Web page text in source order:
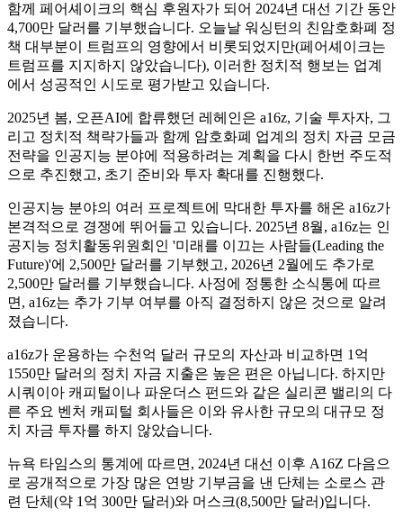
함께 페어셰이크의 핵심 후원자가 되어 2024년 대선 기간 동안
4,700만 달러를 기부했습니다. 오늘날 워싱턴의 친암호화폐 정
책 대부분이 트럼프의 영향에서 비롯되었지만(페어셰이크는
트럼프를 지지하지 않았습니다), 이러한 정치적 행보는 업계
에서 성공적인 시도로 평가받고 있습니다.
2025년 봄, 오픈AI에 합류했던 레헤인은 a16z, 기술 투자자, 그
리고 정치적 책략가들과 함께 암호화폐 업계의 정치 자금 모금
전략을 인공지능 분야에 적용하려는 계획을 다시 한번 주도적
으로 추진했고, 초기 준비와 투자 확대를 진행했다.
인공지능 분야의 여러 프로젝트에 막대한 투자를 해온 a16z가
본격적으로 경쟁에 뛰어들고 있습니다. 2025년 8월, a16z는 인
공지능 정치활동위원회인 '미래를 이끄는 사람들(Leading the
Future)'에 2,500만 달러를 기부했고, 2026년 2월에도 추가로
2,500만 달러를 기부했습니다. 사정에 정통한 소식통에 따르
면, a16z는 추가 기부 여부를 아직 결정하지 않은 것으로 알려
졌습니다.
a16z가 운용하는 수천억 달러 규모의 자산과 비교하면 1억
1550만 달러의 정치 자금 지출은 높은 편은 아닙니다. 하지만
시쿼이아 캐피털이나 파운더스 펀드와 같은 실리콘 밸리의 다
른 주요 벤처 캐피털 회사들은 이와 유사한 규모의 대규모 정
치 자금 투자를 하지 않았습니다.
뉴욕 타임스의 통계에 따르면, 2024년 대선 이후 A16Z 다음으
로 공개적으로 가장 많은 연방 기부금을 낸 단체는 소로스 관
련 단체(약 1억 300만 달러)와 머스크(8,500만 달러)입니다.